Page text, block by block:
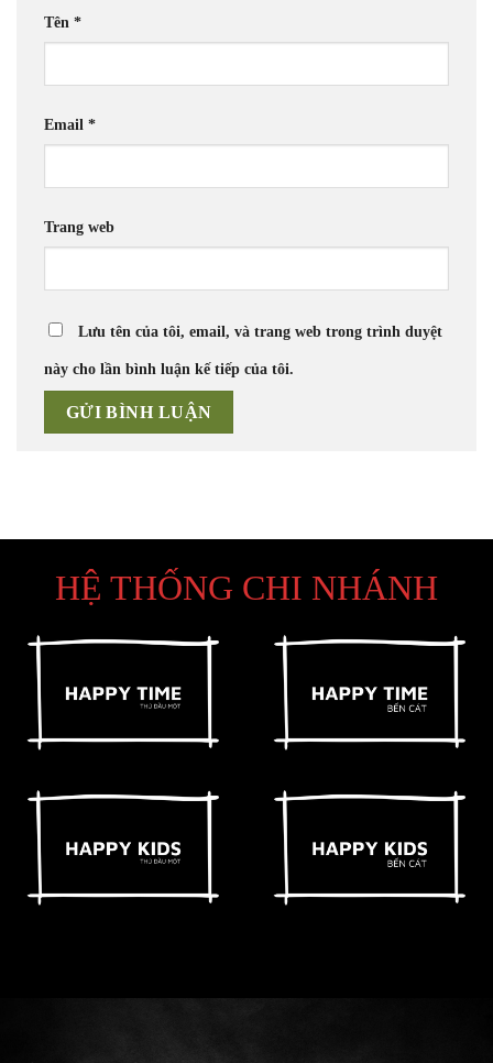
Tên *
Email *
Trang web
Lưu tên của tôi, email, và trang web trong trình duyệt
này cho lần bình luận kế tiếp của tôi.
HỆ THỐNG CHI NHÁNH